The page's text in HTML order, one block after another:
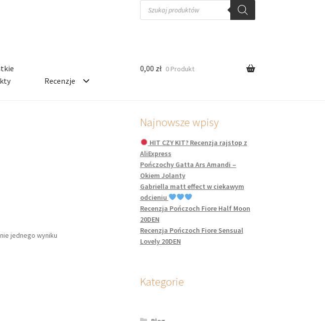
Wyszukiwarka
produktów
Recenzje
0,00 zł 0 Produkt
jednego wyniku
Najnowsze wpisy
HIT CZY KIT? Recenzja rajstop z
AliExpress
Pończochy Gatta Ars Amandi –
Okiem Jolanty
Gabriella matt effect w ciekawym
odcieniu
Recenzja Pończoch Fiore Half Moon
20DEN
Recenzja Pończoch Fiore Sensual
Lovely 20DEN
Kategorie